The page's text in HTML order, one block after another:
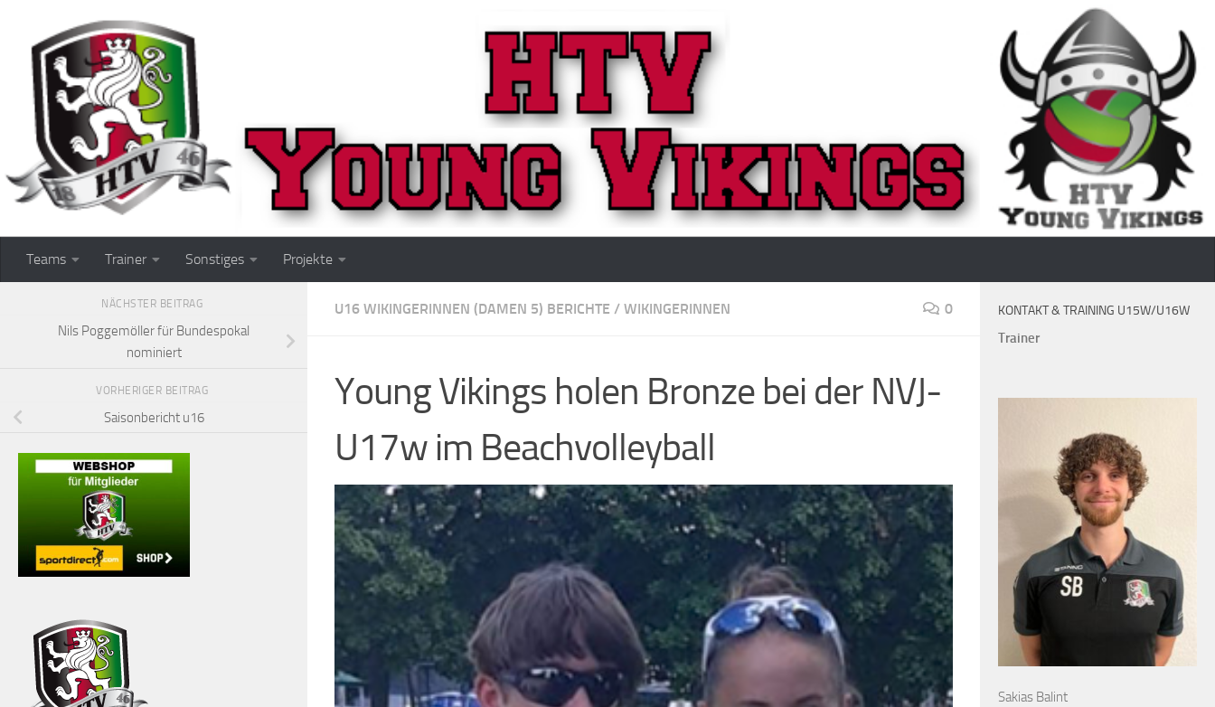
Zum Inhalt springen
Teams Trainer Sonstiges Projekte
U16 WIKINGERINNEN (DAMEN 5) BERICHTE / WIKINGERINNEN 0
Young Vikings holen Bronze bei der NVJ-
U17w im Beachvolleyball
NÄCHSTER BEITRAG
Nils Poggemöller für Bundespokal
nominiert
VORHERIGER BEITRAG
Saisonbericht u16
KONTAKT & TRAINING U15W/U16W
Trainer
Sakias Balint